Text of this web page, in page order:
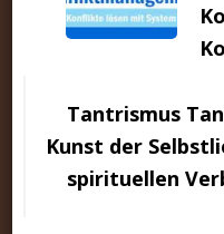
Tantrismus
Kunst der
spirituellen